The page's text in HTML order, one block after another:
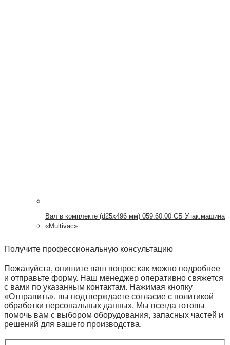
Вал в комплекте (d25х496 мм) 059.60.00 СБ Упак.машина
«Multivac»
Получите профессиональную консультацию
Пожалуйста, опишите ваш вопрос как можно подробнее
и отправьте форму. Наш менеджер оперативно свяжется
с вами по указанным контактам. Нажимая кнопку
«Отправить», вы подтверждаете согласие с политикой
обработки персональных данных. Мы всегда готовы
помочь вам с выбором оборудования, запасных частей и
решений для вашего производства.